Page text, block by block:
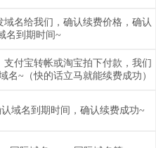
名给我们，确认续费价格，确认
名到期时间~
付宝转帐或淘宝拍下付款，我们
名~（快的话立马就能续费成功）
域名到期时间，确认续费成功~